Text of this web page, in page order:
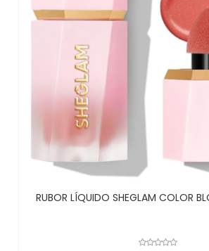
RUBOR LÍQUIDO SHEGLAM COLOR